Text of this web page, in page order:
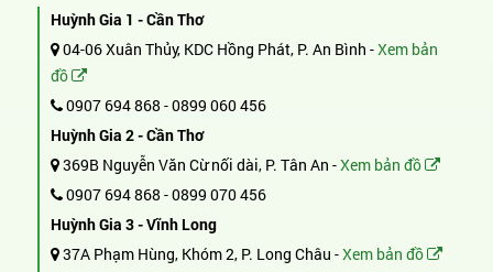
Huỳnh Gia 1 - Cần Thơ
04-06 Xuân Thủy, KDC Hồng Phát, P. An Bình -Xem bản
đồ
0907 694 868 -0899 060 456
Huỳnh Gia 2 - Cần Thơ
369B Nguyễn Văn Cừ nối dài, P. Tân An -Xem bản đồ
0907 694 868 -0899 070 456
Huỳnh Gia 3 - Vĩnh Long
37A Phạm Hùng, Khóm 2, P. Long Châu -Xem bản đồ